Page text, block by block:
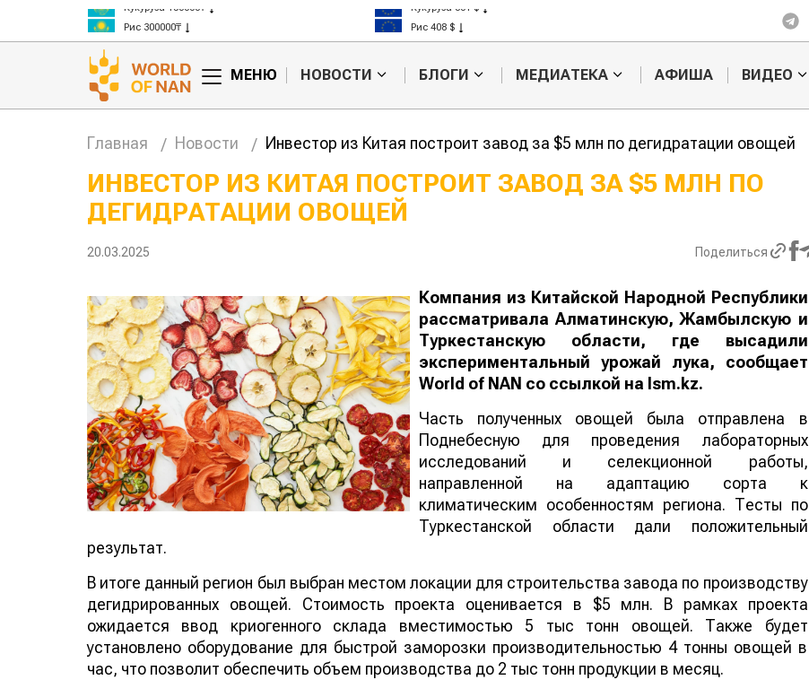
Кукуруза 150000₸
Рис 300000₸
Кукуруза 301 $
Рис 408 $
МЕНЮ НОВОСТИ БЛОГИ МЕДИАТЕКА АФИША ВИДЕО
Главная Новости Инвестор из Китая построит завод за $5 млн по дегидратации овощей
ИНВЕСТОР ИЗ КИТАЯ ПОСТРОИТ ЗАВОД ЗА $5 МЛН ПО
ДЕГИДРАТАЦИИ ОВОЩЕЙ
20.03.2025 Поделиться
Компания из Китайской Народной Республики
рассматривала Алматинскую, Жамбылскую и
Туркестанскую области, где высадили
экспериментальный урожай лука, сообщает
World of NAN со ссылкой на lsm.kz.
Часть полученных овощей была отправлена в
Поднебесную для проведения лабораторных
исследований и селекционной работы,
направленной на адаптацию сорта к
климатическим особенностям региона. Тесты по
Туркестанской области дали положительный
результат.
В итоге данный регион был выбран местом локации для строительства завода по производству
дегидрированных овощей. Стоимость проекта оценивается в $5 млн. В рамках проекта
ожидается ввод криогенного склада вместимостью 5 тыс тонн овощей. Также будет
установлено оборудование для быстрой заморозки производительностью 4 тонны овощей в
час, что позволит обеспечить объем производства до 2 тыс тонн продукции в месяц.
Казахстанское
сельхозсырье